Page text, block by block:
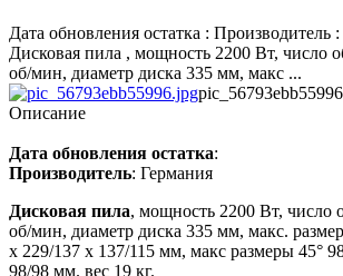
Дата обновления остатка : Производитель
Дисковая пила , мощность 2200 Вт, число
об/мин, диаметр диска 335 мм, макс ...
Описание
Дата обновления остатка:
Производитель: Германия
Дисковая пила, мощность 2200 Вт, число
об/мин, диаметр диска 335 мм, макс.
х 229/137 х 137/115 мм, макс размеры 45°
98/98 мм. вес 19 кг.